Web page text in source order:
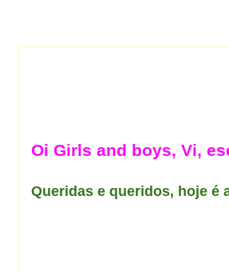
Oi Girls and boys, Vi,
Queridas e queridos, hoje é